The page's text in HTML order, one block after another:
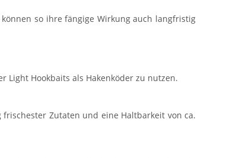
so ihre fängige Wirkung auch langfristig
Light Hookbaits als Hakenköder zu nutzen.
Zutaten und eine Haltbarkeit von ca.